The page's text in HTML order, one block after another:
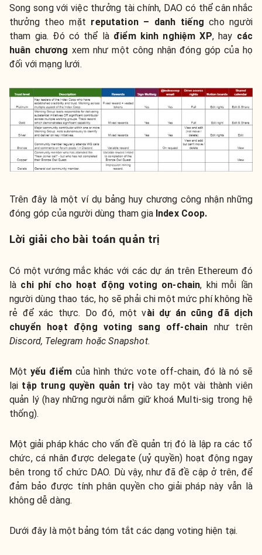
Song song với việc thưởng tài chính, DAO có thể cân nhắc
thưởng theo mặt reputation – danh tiếng cho người
tham gia. Đó có thể là điểm kinh nghiệm XP, hay các
huân chương xem như một công nhận đóng góp của họ
đối với mạng lưới.
Trên đây là một ví dụ bảng huy chương công nhận những
đóng góp của người dùng tham giaIndex Coop.
Lời giải cho bài toán quản trị
Có một vướng mắc khác với các dự án trên Ethereum đó
là chi phí cho hoạt động voting on-chain, khi mỗi lần
người dùng thao tác, họ sẽ phải chi một mức phí không hề
rẻ để xác thực. Do đó, một vài dự án cũng đã dịch
chuyển hoạt động voting sang off-chain như trên
Discord, Telegram hoặc Snapshot.
Mộtyếu điểmcủa hình thức vote off-chain, đó là nó sẽ
lại tập trung quyền quản trị vào tay một vài thành viên
quản lý (hay những người nắm giữ khoá Multi-sig trong hệ
thống).
Một giải pháp khác cho vấn đề quản trị đó là lập ra các tổ
chức, cá nhân được delegate (uỷ quyền) hoạt động ngay
bên trong tổ chức DAO. Dù vậy, như đã đề cập ở trên, để
đảm bảo được tính phân quyền cho giải pháp này vẫn là
không dễ dàng.
Dưới đây là một bảng tóm tắt các dạng voting hiện tại.